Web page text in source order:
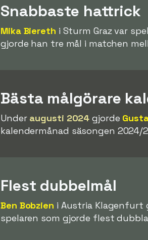
Snabbaste hattrick
Mika Biereth i Sturm Graz var
gjorde han tre mål i matchen
Bästa målgörare
Under augusti 2024 gjorde
kalendermånad säsongen 2024/
Flest dubbelmål
Ben Bobzien i Austria Klagenfurt
spelaren som gjorde flest